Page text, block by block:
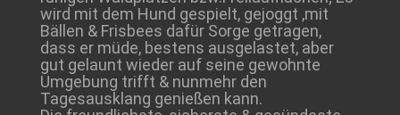
wird mit dem Hund gespielt, gejoggt ,mit
Bällen & Frisbees dafür Sorge getragen,
dass er müde, bestens ausgelastet, aber
gut gelaunt wieder auf seine gewohnte
Umgebung trifft & nunmehr den
Tagesausklang genießen kann.